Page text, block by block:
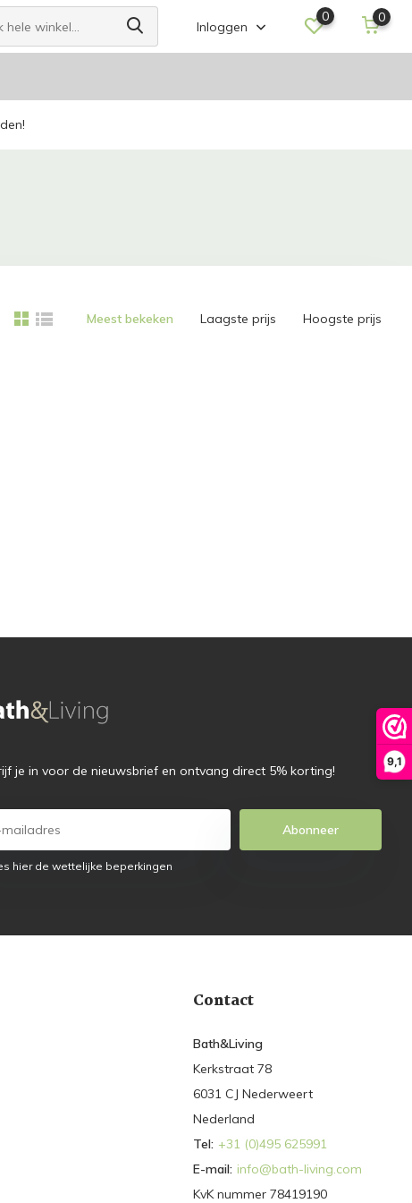
9,1
Inloggen
0 0
Meest bekeken Laagste prijs Hoogste prijs
je in voor de nieuwsbrief en ontvang direct 5% korting!
Abonneer
hier de wettelijke beperkingen
Contact
Bath&Living
Kerkstraat 78
6031 CJ Nederweert
Nederland
Tel: +31 (0)495 625991
E-mail: info@bath-living.com
KvK nummer 78419190